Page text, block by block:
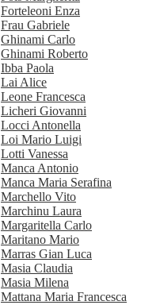
Forteleoni Enza
Frau Gabriele
Ghinami Carlo
Ghinami Roberto
Ibba Paola
Lai Alice
Leone Francesca
Licheri Giovanni
Locci Antonella
Loi Mario Luigi
Lotti Vanessa
Manca Antonio
Manca Maria Serafina
Marchello Vito
Marchinu Laura
Margaritella Carlo
Maritano Mario
Marras Gian Luca
Masia Claudia
Masia Milena
Mattana Maria Francesca